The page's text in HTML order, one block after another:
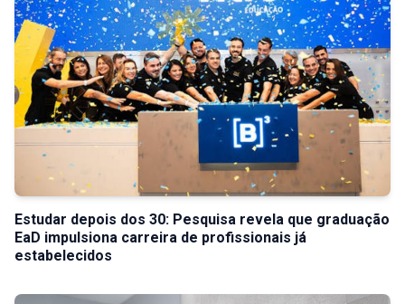
Estudar depois dos 30: Pesquisa revela que graduação
EaD impulsiona carreira de profissionais já
estabelecidos